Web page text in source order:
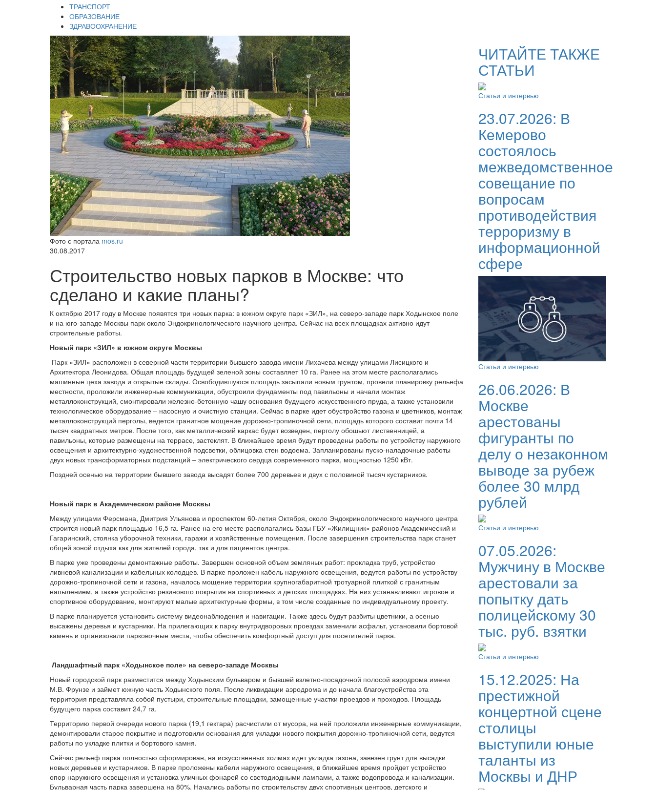
ТРАНСПОРТ
ОБРАЗОВАНИЕ
ЗДРАВООХРАНЕНИЕ
Фото с портала mos.ru
30.08.2017
Строительство новых парков в Москве: что
сделано и какие планы?
К октябрю 2017 году в Москве появятся три новых парка: в южном округе парк «ЗИЛ», на северо-западе парк Ходынское поле
и на юго-западе Москвы парк около Эндокринологического научного центра. Сейчас на всех площадках активно идут
строительные работы.
Новый парк «ЗИЛ» в южном округе Москвы
Парк «ЗИЛ» расположен в северной части территории бывшего завода имени Лихачева между улицами Лисицкого и
Архитектора Леонидова. Общая площадь будущей зеленой зоны составляет 10 га. Ранее на этом месте располагались
машинные цеха завода и открытые склады. Освободившуюся площадь засыпали новым грунтом, провели планировку рельефа
местности, проложили инженерные коммуникации, обустроили фундаменты под павильоны и начали монтаж
металлоконструкций, смонтировали железно-бетонную чашу основания будущего искусственного пруда, а также установили
технологическое оборудование – насосную и очистную станции. Сейчас в парке идет обустройство газона и цветников, монтаж
металлоконструкций перголы, ведется гранитное мощение дорожно-тропиночной сети, площадь которого составит почти 14
тысяч квадратных метров. После того, как металлический каркас будет возведен, перголу обошьют лиственницей, а
павильоны, которые размещены на террасе, застеклят. В ближайшее время будут проведены работы по устройству наружного
освещения и архитектурно-художественной подсветки, облицовка стен водоема. Запланированы пуско-наладочные работы
двух новых трансформаторных подстанций – электрического сердца современного парка, мощностью 1250 кВт.
Поздней осенью на территории бывшего завода высадят более 700 деревьев и двух с половиной тысяч кустарников.
Новый парк в Академическом районе Москвы
Между улицами Ферсмана, Дмитрия Ульянова и проспектом 60-летия Октября, около Эндокринологического научного центра
строится новый парк площадью 16,5 га. Ранее на его месте располагались базы ГБУ «Жилищник» районов Академический и
Гагаринский, стоянка уборочной техники, гаражи и хозяйственные помещения. После завершения строительства парк станет
общей зоной отдыха как для жителей города, так и для пациентов центра.
В парке уже проведены демонтажные работы. Завершен основной объем земляных работ: прокладка труб, устройство
ливневой канализации и кабельных колодцев. В парке проложен кабель наружного освещения, ведутся работы по устройству
дорожно-тропиночной сети и газона, началось мощение территории крупногабаритной тротуарной плиткой с гранитным
напылением, а также устройство резинового покрытия на спортивных и детских площадках. На них устанавливают игровое и
спортивное оборудование, монтируют малые архитектурные формы, в том числе созданные по индивидуальному проекту.
В парке планируется установить систему видеонаблюдения и навигации. Также здесь будут разбиты цветники, а осенью
высажены деревья и кустарники. На прилегающих к парку внутридворовых проездах заменили асфальт, установили бортовой
камень и организовали парковочные места, чтобы обеспечить комфортный доступ для посетителей парка.
Ландшафтный парк «Ходынское поле» на северо-западе Москвы
Новый городской парк разместится между Ходынским бульваром и бывшей взлетно-посадочной полосой аэродрома имени
М.В. Фрунзе и займет южную часть Ходынского поля. После ликвидации аэродрома и до начала благоустройства эта
территория представляла собой пустыри, строительные площадки, замощенные участки проездов и проходов. Площадь
будущего парка составит 24,7 га.
Территорию первой очереди нового парка (19,1 гектара) расчистили от мусора, на ней проложили инженерные коммуникации,
демонтировали старое покрытие и подготовили основания для укладки нового покрытия дорожно-тропиночной сети, ведутся
работы по укладке плитки и бортового камня.
Сейчас рельеф парка полностью сформирован, на искусственных холмах идет укладка газона, завезен грунт для высадки
новых деревьев и кустарников. В парке проложены кабели наружного освещения, в ближайшее время пройдет устройство
опор наружного освещения и установка уличных фонарей со светодиодными лампами, а также водопровода и канализации.
Бульварная часть парка завершена на 80%. Начались работы по строительству двух спортивных центров, детского и
ЧИТАЙТЕ ТАКЖЕ
СТАТЬИ
Статьи и интервью
23.07.2026: В
Кемерово
состоялось
межведомственное
совещание по
вопросам
противодействия
терроризму в
информационной
сфере
Статьи и интервью
26.06.2026: В
Москве
арестованы
фигуранты по
делу о незаконном
выводе за рубеж
более 30 млрд
рублей
Статьи и интервью
07.05.2026:
Мужчину в Москве
арестовали за
попытку дать
полицейскому 30
тыс. руб. взятки
Статьи и интервью
15.12.2025: На
престижной
концертной сцене
столицы
выступили юные
таланты из
Москвы и ДНР